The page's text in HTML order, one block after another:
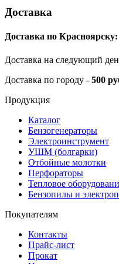
Доставка
Доставка по Красноярску:
Доставка на следующий
Доставка по городу - 500
Продукция
Каталог
Бензогенераторы
Электроинструмент
УШМ (болгарки)
Отбойные молотки
Перфораторы
Тепловое
Бензопилы и
Покупателям
Контакты
Прайс-лист
Прокат